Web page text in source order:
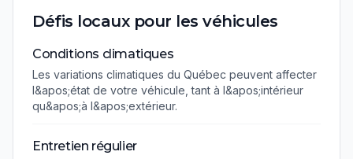
Défis locaux pour les véhicules
Conditions climatiques
Les variations climatiques du Québec peuvent affecter
l&apos;état de votre véhicule, tant à l&apos;intérieur
qu&apos;à l&apos;extérieur.
Entretien régulier